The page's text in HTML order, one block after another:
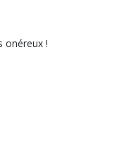
onéreux !